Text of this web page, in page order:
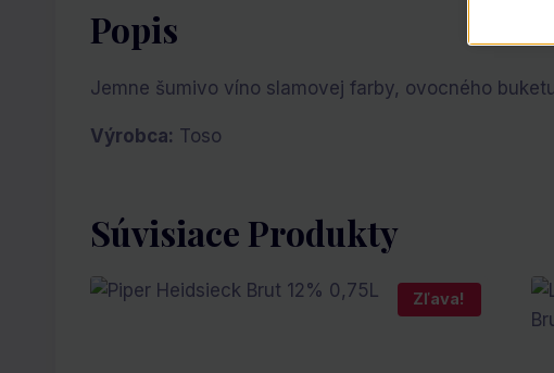
Popis
Jemne šumivo víno slamovej farby, ovocného
Výrobca: Toso
Súvisiace Produkty
Zľava!